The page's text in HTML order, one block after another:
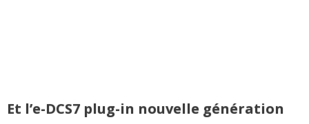
Et l’e-DCS7 plug-in nouvelle génération